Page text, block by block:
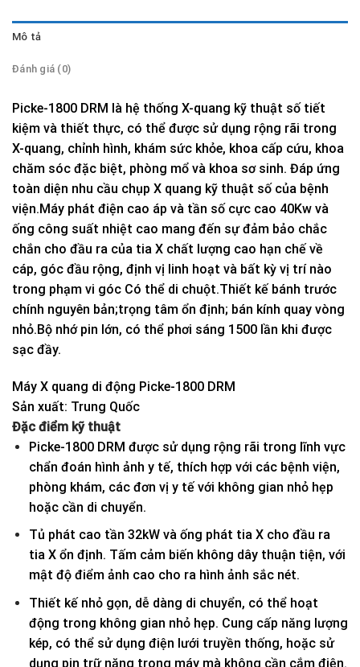
Mô tả
Đánh giá (0)
Picke-1800 DRM là hệ thống X-quang kỹ thuật số tiết
kiệm và thiết thực, có thể được sử dụng rộng rãi trong
X-quang, chỉnh hình, khám sức khỏe, khoa cấp cứu, khoa
chăm sóc đặc biệt, phòng mổ và khoa sơ sinh. Đáp ứng
toàn diện nhu cầu chụp X quang kỹ thuật số của bệnh
viện.Máy phát điện cao áp và tần số cực cao 40Kw và
ống công suất nhiệt cao mang đến sự đảm bảo chắc
chắn cho đầu ra của tia X chất lượng cao hạn chế về
cáp, góc đầu rộng, định vị linh hoạt và bất kỳ vị trí nào
trong phạm vi góc Có thể di chuột.Thiết kế bánh trước
chính nguyên bản;trọng tâm ổn định; bán kính quay vòng
nhỏ.Bộ nhớ pin lớn, có thể phơi sáng 1500 lần khi được
sạc đầy.
Máy X quang di động Picke-1800 DRM
Sản xuất: Trung Quốc
Đặc điểm kỹ thuật
Picke-1800 DRM được sử dụng rộng rãi trong lĩnh vực
chẩn đoán hình ảnh y tế, thích hợp với các bệnh viện,
phòng khám, các đơn vị y tế với không gian nhỏ hẹp
hoặc cần di chuyển.
Tủ phát cao tần 32kW và ống phát tia X cho đầu ra
tia X ổn định. Tấm cảm biến không dây thuận tiện, với
mật độ điểm ảnh cao cho ra hình ảnh sắc nét.
Thiết kế nhỏ gọn, dễ dàng di chuyển, có thể hoạt
động trong không gian nhỏ hẹp. Cung cấp năng lượng
kép, có thể sử dụng điện lưới truyền thống, hoặc sử
dụng pin trữ năng trong máy mà không cần cắm điện.